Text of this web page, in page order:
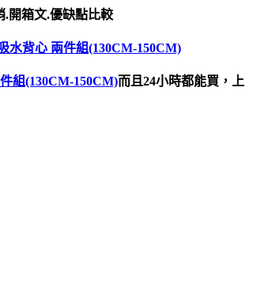
.開箱文.優缺點比較
水背心 兩件組(130CM-150CM)
組(130CM-150CM)而且24小時都能買，上